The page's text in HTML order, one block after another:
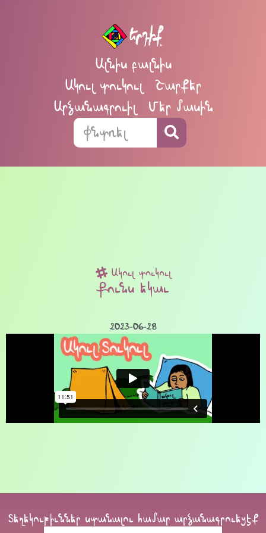
Ալնիս բալնիս
Ակուլ տուկուլ
Շարքեր
Արձանագրուիլ
Մեր մասին
Ակուլ տուկուլ
Քունս եկաւ
2023-06-28
Տեղեկութիւններ ստանալու համար արձանագրուեցէք